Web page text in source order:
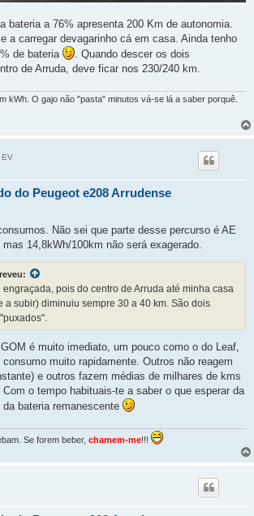
bateria a 76% apresenta 200 Km de autonomia.
a carregar devagarinho cá em casa. Ainda tenho
de bateria
. Quando descer os dois
de Arruda, deve ficar nos 230/240 km.
kWh. O gajo não "pasta" minutos vá-se lá a saber porquê.
EV
do Peugeot e208 Arrudense
Não sei que parte desse percurso é AE
14,8kWh/100km não será exagerado.
engraçada, pois do centro de Arruda até minha casa
a subir) diminuiu sempre 30 a 40 km. São dois
é muito imediato, um pouco como o do Leaf,
muito rapidamente. Outros não reagem
e outros fazem médias de milhares de kms
o tempo habituais-te a saber o que esperar da
bateria remanescente
Se forem beber, chamem-me!!!